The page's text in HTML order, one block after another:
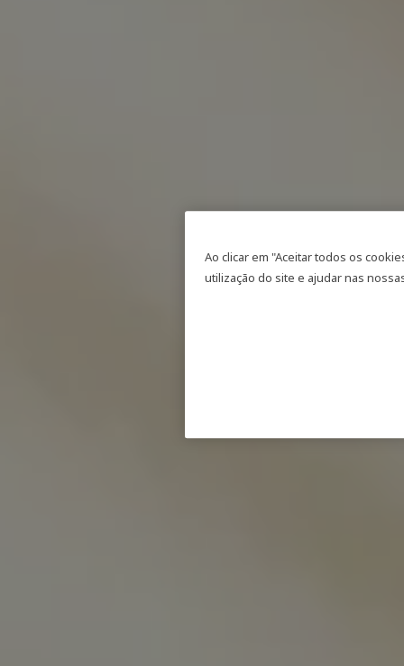
Ao clicar em "Aceitar todos os
utilização do site e ajudar nas